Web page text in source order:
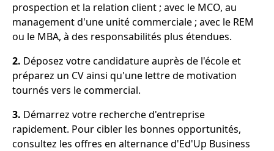
prospection et la relation client ; avec le MCO, au
management d'une unité commerciale ; avec le REM
ou le MBA, à des responsabilités plus étendues.
2. Déposez votre candidature auprès de l'école et
préparez un CV ainsi qu'une lettre de motivation
tournés vers le commercial.
3. Démarrez votre recherche d'entreprise
rapidement. Pour cibler les bonnes opportunités,
consultez les offres en alternance d'Ed'Up Business